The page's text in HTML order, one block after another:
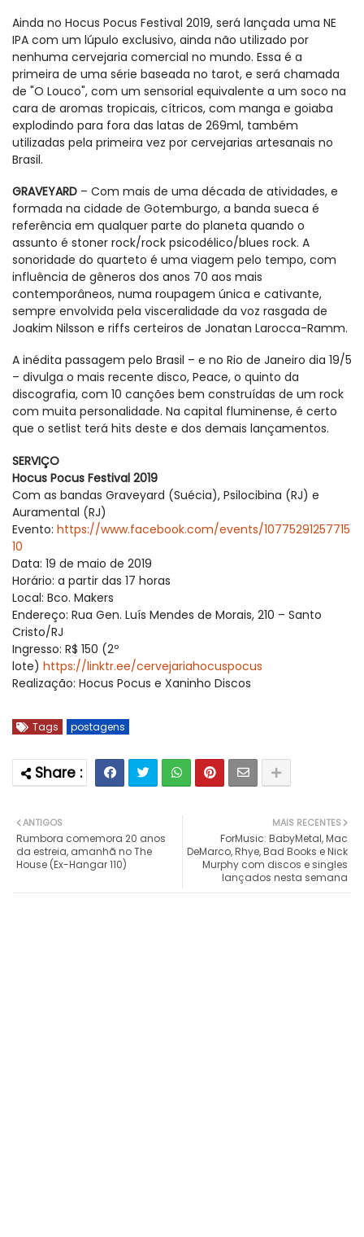
Ainda no Hocus Pocus Festival 2019, será lançada uma NE
IPA com um lúpulo exclusivo, ainda não utilizado por
nenhuma cervejaria comercial no mundo. Essa é a
primeira de uma série baseada no tarot, e será chamada
de "O Louco", com um sensorial equivalente a um soco na
cara de aromas tropicais, cítricos, com manga e goiaba
explodindo para fora das latas de 269ml, também
utilizadas pela primeira vez por cervejarias artesanais no
Brasil.
GRAVEYARD – Com mais de uma década de atividades, e
formada na cidade de Gotemburgo, a banda sueca é
referência em qualquer parte do planeta quando o
assunto é stoner rock/rock psicodélico/blues rock. A
sonoridade do quarteto é uma viagem pelo tempo, com
influência de gêneros dos anos 70 aos mais
contemporâneos, numa roupagem única e cativante,
sempre envolvida pela visceralidade da voz rasgada de
Joakim Nilsson e riffs certeiros de Jonatan Larocca-Ramm.
A inédita passagem pelo Brasil – e no Rio de Janeiro dia 19/5
– divulga o mais recente disco, Peace, o quinto da
discografia, com 10 canções bem construídas de um rock
com muita personalidade. Na capital fluminense, é certo
que o setlist terá hits deste e dos demais lançamentos.
SERVIÇO
Hocus Pocus Festival 2019
Com as bandas Graveyard (Suécia), Psilocibina (RJ) e
Auramental (RJ)
Evento: https://www.facebook.com/events/10775291257715
10
Data: 19 de maio de 2019
Horário: a partir das 17 horas
Local: Bco. Makers
Endereço: Rua Gen. Luís Mendes de Morais, 210 – Santo
Cristo/RJ
Ingresso: R$ 150 (2º
lote) https://linktr.ee/cervejariahocuspocus
Realização: Hocus Pocus e Xaninho Discos
Tags postagens
MAIS RECENTES
ForMusic: BabyMetal, Mac
DeMarco, Rhye, Bad Books e Nick
Murphy com discos e singles
lançados nesta semana
ANTIGOS
Rumbora comemora 20 anos
da estreia, amanhã no The
House (Ex-Hangar 110)